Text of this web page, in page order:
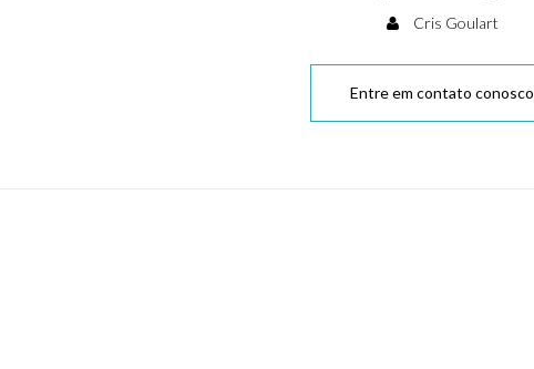
Cris Goulart
Entre em contato conosco